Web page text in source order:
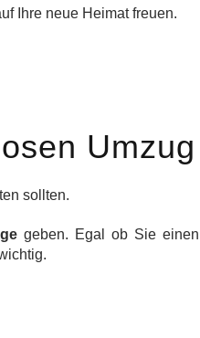
Ihre neue Heimat freuen.
Umzug
sollten.
geben. Egal ob Sie einen